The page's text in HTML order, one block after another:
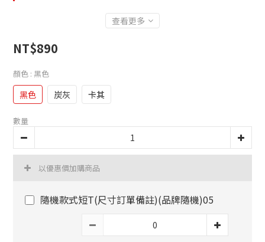
查看更多
NT$890
顏色 : 黑色
黑色 炭灰 卡其
數量
以優惠價加購商品
隨機款式短T(尺寸訂單備註)(品牌隨機)05